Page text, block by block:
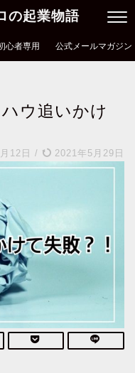
の起業物語
心者専用 公式メールマガジン
ウ追いかけ
12日 / 2021年5月29日